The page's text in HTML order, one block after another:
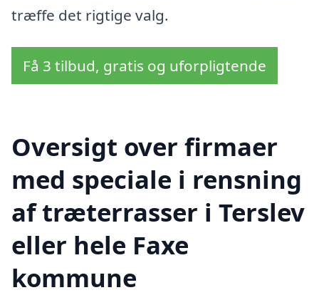
træffe det rigtige valg.
Få 3 tilbud, gratis og uforpligtende
Oversigt over firmaer
med speciale i rensning
af træterrasser i Terslev
eller hele Faxe
kommune